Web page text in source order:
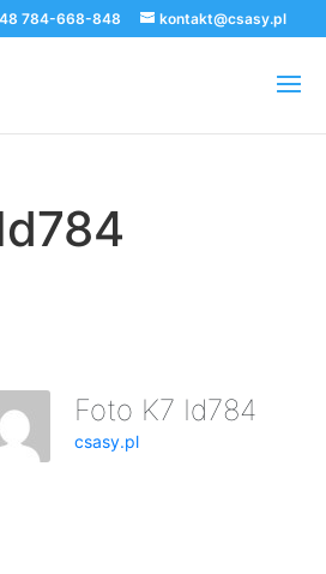
784-668-848 kontakt@csasy.pl
Foto K7 Id784
csasy.pl